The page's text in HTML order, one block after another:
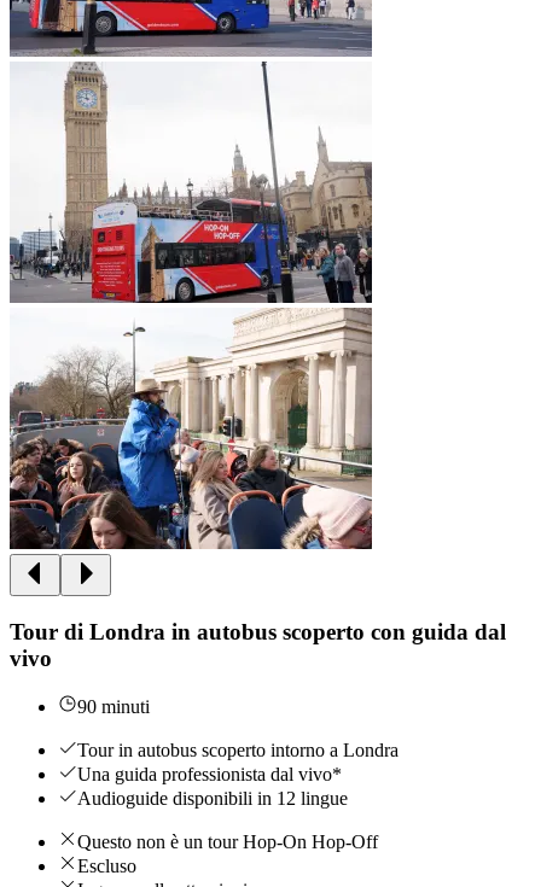
Tour di Londra in autobus scoperto con guida dal
vivo
90 minuti
Tour in autobus scoperto intorno a Londra
Una guida professionista dal vivo*
Audioguide disponibili in 12 lingue
Questo non è un tour Hop-On Hop-Off
Escluso